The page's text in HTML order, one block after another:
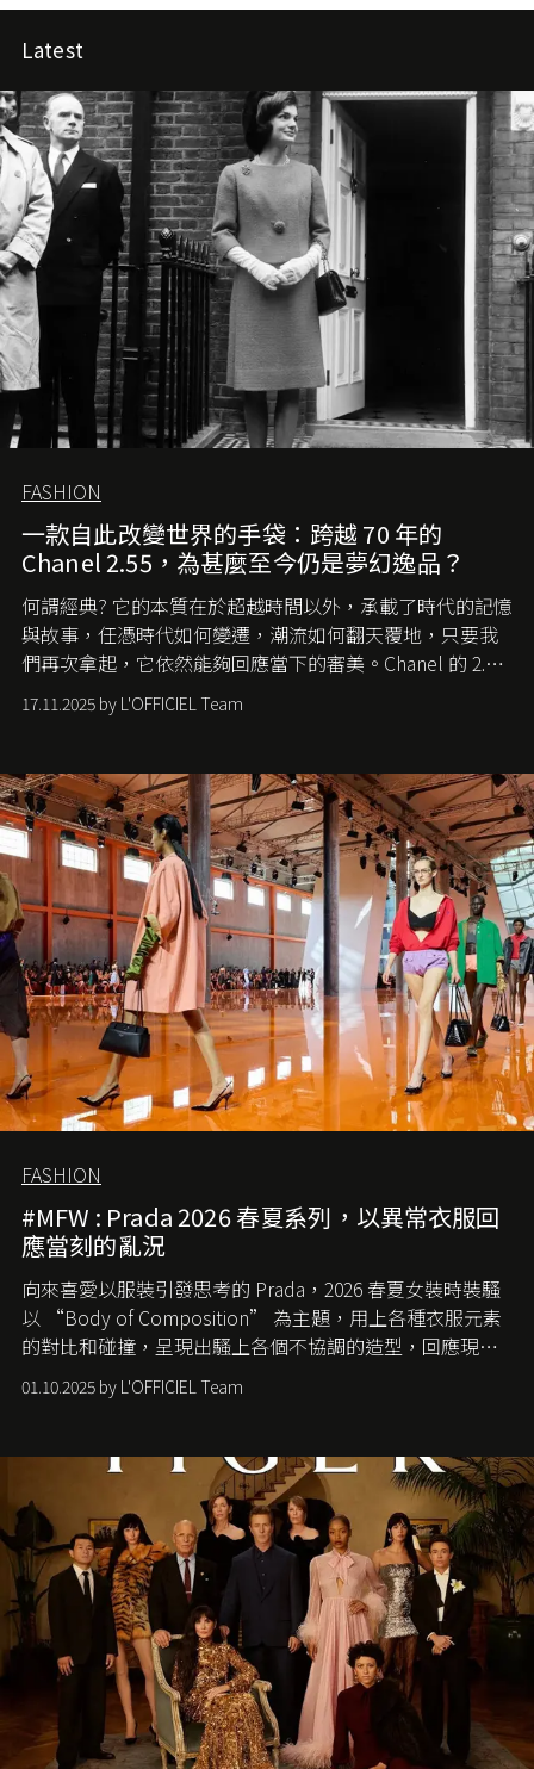
Latest
FASHION
一款自此改變世界的手袋：跨越 70 年的
Chanel 2.55，為甚麼至今仍是夢幻逸品？
何謂經典? 它的本質在於超越時間以外，承載了時代的記憶
與故事，任憑時代如何變遷，潮流如何翻天覆地，只要我
們再次拿起，它依然能夠回應當下的審美。Chanel 的 2.55
手袋更是這樣存在，自問世至今，一直有着舉足輕重的地
位。如果說每個女生的第一個夢想手袋是 Chanel，那 2.55
愛它的雋永與優雅。那麼這個手袋是怎麼誕生的呢？又為
甚麼取名叫 2.55 ？今天就由《L'Officiel HK》帶你穿越流金
歲月，回顧 2.55 的誕生故事。
17.11.2025 by L'OFFICIEL Team
FASHION
#MFW : Prada 2026 春夏系列，以異常衣服回
應當刻的亂況
向來喜愛以服裝引發思考的 Prada，2026 春夏女裝時裝騷
以 “Body of Composition” 為主題，用上各種衣服元素
的對比和碰撞，呈現出騷上各個不協調的造型，回應現今
社會各種資訊、文化超載的現象。
01.10.2025 by L'OFFICIEL Team